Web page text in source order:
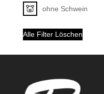
ohne Schwein
Alle Filter Löschen